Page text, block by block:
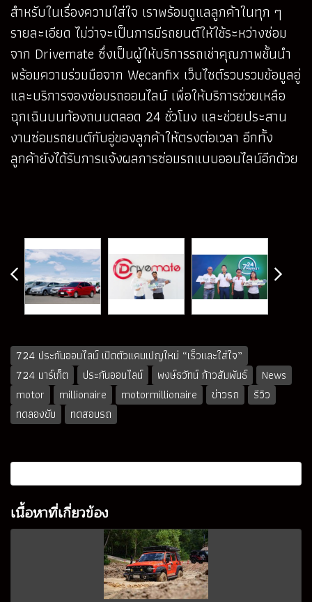
สำหรับในเรื่องความใส่ใจ เราพร้อมดูแลลูกค้าในทุก ๆ
รายละเอียด ไม่ว่าจะเป็นการมีรถยนต์ให้ใช้ระหว่างซ่อม
จาก Drivemate ซึ่งเป็นผู้ให้บริการรถเช่าคุณภาพชั้นนำ
พร้อมความร่วมมือจาก Wecanfix เว็บไซต์รวบรวมข้อมูลอู่
และบริการจองซ่อมรถออนไลน์ เพื่อให้บริการช่วยเหลือ
ฉุกเฉินบนท้องถนนตลอด 24 ชั่วโมง และช่วยประสาน
งานซ่อมรถยนต์กับอู่ของลูกค้าให้ตรงต่อเวลา อีกทั้ง
ลูกค้ายังได้รับการแจ้งผลการซ่อมรถแบบออนไลน์อีกด้วย
724 ประกันออนไลน์ เปิดตัวแคมเปญใหม่ “เร็วและใส่ใจ”
724 มาร์เก็ต
ประกันออนไลน์ พงษ์ธวัทน์ ก้าวสัมพันธ์
News
motor
millionaire motormillionaire ข่าวรถ
รีวิว
ทดลองขับ
ทดสอบรถ
เนื้อหาที่เกี่ยวข้อง